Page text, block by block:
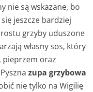
nie są wskazane, bo
jeszcze bardziej
grzyby uduszone
własny sos, który
pieprzem oraz
zupa grzybowa
nie tylko na Wigilię